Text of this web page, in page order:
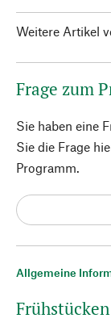
Allgemeine
Weitere Artikel
Frage zum
Sie haben eine
Sie die Frage
Programm.